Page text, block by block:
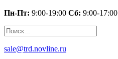
Пн-Пт: 9:00-19:00 Сб: 9:00-17:00
sale@trd.novline.ru